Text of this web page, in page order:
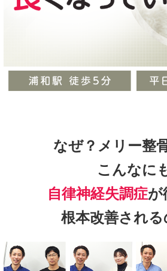
なぜ？メリー整
こんなに
自律神経失調症が
根本改善される